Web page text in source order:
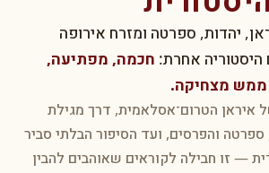
יהדות, ספרטה ומזרח אירופה
אחרת: חכמה, מפתיעה,
ממש מצחיקה.
איראן הטרום־אסלאמית, דרך מגילת
והפרסים, ועד הסיפור הבלתי סביר
— זו חבילה לקוראים שאוהבים להבין